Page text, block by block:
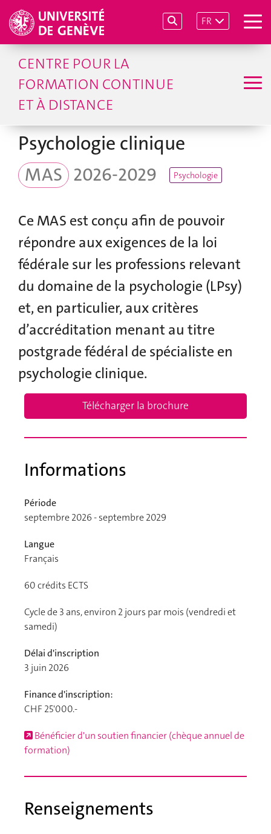
FR
CENTRE POUR LA
FORMATION CONTINUE
ET À DISTANCE
Psychologie clinique
MAS 2026-2029 Psychologie
Ce MAS est conçu afin de pouvoir
répondre aux exigences de la loi
fédérale sur les professions relevant
du domaine de la psychologie (LPsy)
et, en particulier, aux critères
d’accréditation menant au titre
postgrade fédéral de spécialiste en
psychologie clinique.
Télécharger la brochure
Informations
Période
septembre 2026 - septembre 2029
Langue
Français
60crédits ECTS
Cycle de 3 ans, environ 2 jours par mois (vendredi et
samedi)
Délai d'inscription
3 juin 2026
Finance d'inscription:
CHF 25'000.-
Bénéficier d'un soutien financier (chèque annuel de
formation)
Renseignements